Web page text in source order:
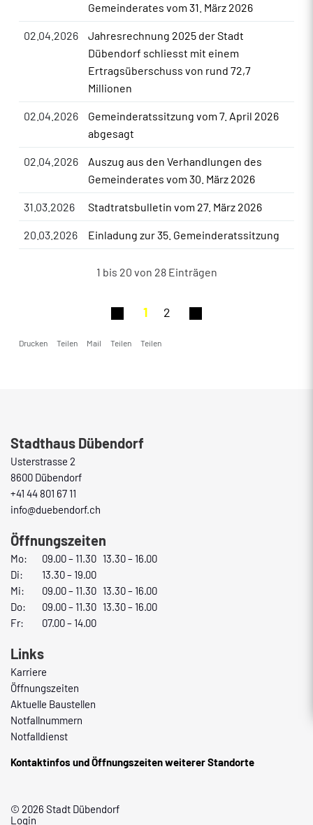
Gemeinderates vom 31. März 2026
02.04.2026
Jahresrechnung 2025 der Stadt
Dübendorf schliesst mit einem
Ertragsüberschuss von rund 72,7
Millionen
02.04.2026
Gemeinderatssitzung vom 7. April 2026
abgesagt
02.04.2026
Auszug aus den Verhandlungen des
Gemeinderates vom 30. März 2026
31.03.2026 Stadtratsbulletin vom 27. März 2026
20.03.2026 Einladung zur 35. Gemeinderatssitzung
1 bis 20 von 28 Einträgen
1 2
Drucken Teilen Mail Teilen Teilen
Stadthaus Dübendorf
Usterstrasse 2
8600 Dübendorf
+41 44 801 67 11
info@duebendorf.ch
Öffnungszeiten
Mo:
09.00 – 11.30 13.30 – 16.00
Di:
13.30 – 19.00
Mi:
09.00 – 11.30 13.30 – 16.00
Do:
09.00 – 11.30 13.30 – 16.00
Fr:
07.00 – 14.00
Links
Karriere
Öffnungszeiten
Aktuelle Baustellen
Notfallnummern
Notfalldienst
Kontaktinfos und Öffnungszeiten weiterer Standorte
© 2026 Stadt Dübendorf
Login